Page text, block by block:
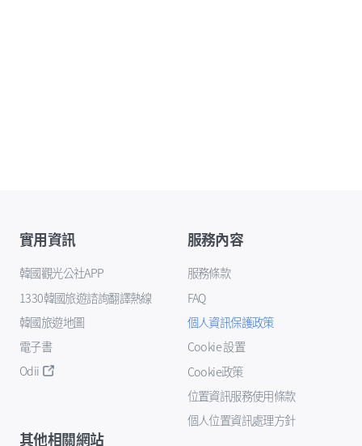
實用資訊
韓國觀光公社APP
1330韓國旅遊諮詢翻譯熱線
韓國旅遊地圖
電子書
Odii
服務內容
服務條款
FAQ
個人資訊保護政策
Cookie 設置
Cookie政策
位置資訊服務使用條款
個人位置資訊處理方針
其他相關網站